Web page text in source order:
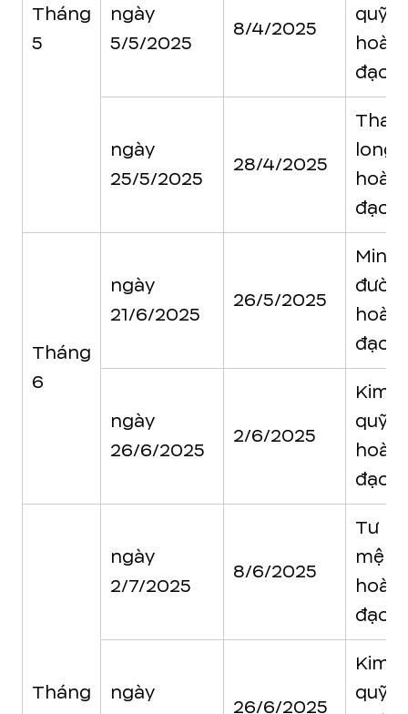
Tháng
5
ngày
5/5/2025
8/4/2025
quỹ
đạo
ngày
25/5/2025
28/4/2025
long
đạo
Tháng
6
ngày
21/6/2025
26/5/2025
Minh
đạo
ngày
26/6/2025
2/6/2025
Kim
quỹ
đạo
Tháng
ngày
2/7/2025
8/6/2025
Tư
mệnh
đạo
ngày
26/6/2025
Kim
quỹ